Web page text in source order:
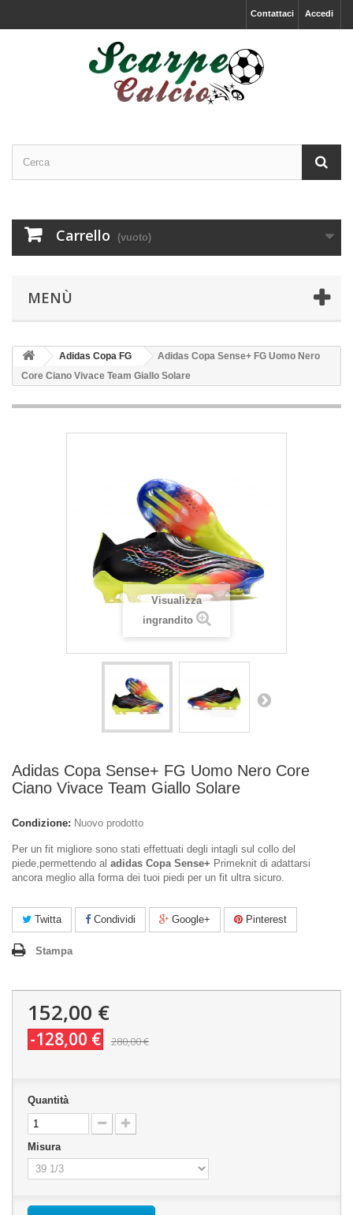
Accedi
Contattaci
Carrello (vuoto)
MENÙ
Adidas Copa FG
Adidas Copa Sense+ FG Uomo Nero
Core Ciano Vivace Team Giallo Solare
Visualizza
ingrandito
Adidas Copa Sense+ FG Uomo Nero Core
Ciano Vivace Team Giallo Solare
Condizione: Nuovo prodotto
Per un fit migliore sono stati effettuati degli intagli sul collo del
piede,permettendo al adidas Copa Sense+ Primeknit di adattarsi
ancora meglio alla forma dei tuoi piedi per un fit ultra sicuro.
Twitta Condividi Google+ Pinterest
Stampa
152,00 €
-128,00 € 280,00 €
Quantità
Misura